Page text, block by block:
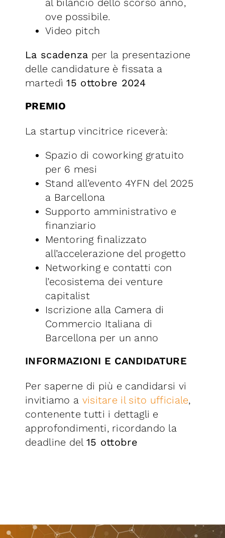
ove possibile.
Video pitch
La scadenza per la presentazione
delle candidature è fissata a
martedì15 ottobre 2024
PREMIO
La startup vincitrice riceverà:
Spazio di coworking gratuito
per 6 mesi
Stand all’evento 4YFN del 2025
a Barcellona
Supporto amministrativo e
finanziario
Mentoring finalizzato
all’accelerazione del progetto
Networking e contatti con
l’ecosistema dei venture
capitalist
Iscrizione alla Camera di
Commercio Italiana di
Barcellona per un anno
INFORMAZIONI E CANDIDATURE
Per saperne di più e candidarsi vi
invitiamo a visitare il sito ufficiale,
contenente tutti i dettagli e
approfondimenti, ricordando la
deadline del 15 ottobre